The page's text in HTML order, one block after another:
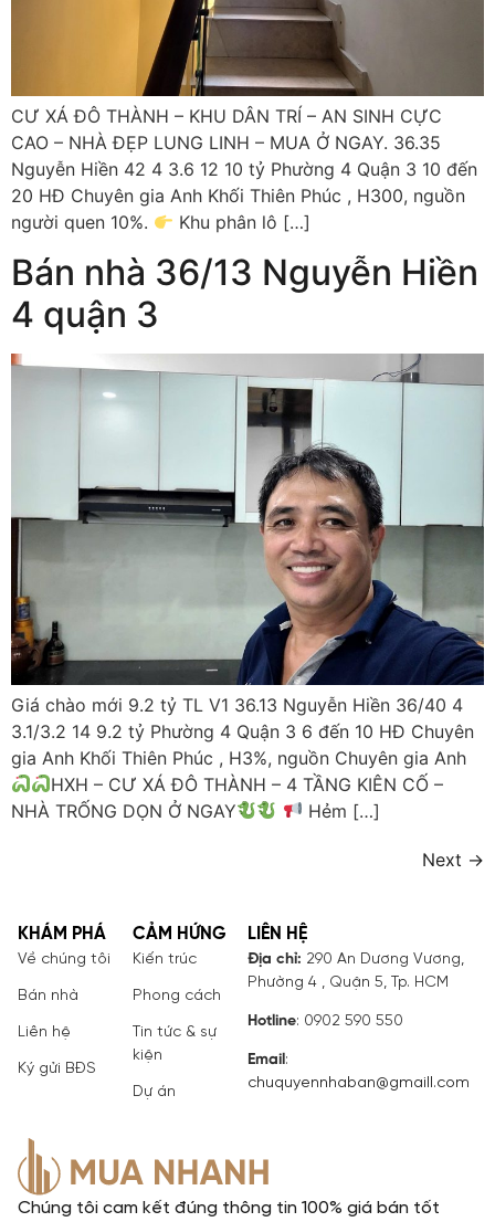
CƯ XÁ ĐÔ THÀNH – KHU DÂN TRÍ – AN SINH CỰC
CAO – NHÀ ĐẸP LUNG LINH – MUA Ở NGAY. 36.35
Nguyễn Hiền 42 4 3.6 12 10 tỷ Phường 4 Quận 3 10 đến
20 HĐ Chuyên gia Anh Khối Thiên Phúc , H300, nguồn
người quen 10%.
Khu phân lô […]
Bán nhà 36/13 Nguyễn Hiền
4 quận 3
Giá chào mới 9.2 tỷ TL V1 36.13 Nguyễn Hiền 36/40 4
3.1/3.2 14 9.2 tỷ Phường 4 Quận 3 6 đến 10 HĐ Chuyên
gia Anh Khối Thiên Phúc , H3%, nguồn Chuyên gia Anh
HXH – CƯ XÁ ĐÔ THÀNH – 4 TẦNG KIÊN CỐ –
NHÀ TRỐNG DỌN Ở NGAY
Hẻm […]
Next →
Chúng tôi cam kết đúng thông tin 100% giá bán tốt
KHÁM PHÁ
Về chúng tôi
Bán nhà
Liên hệ
Ký gửi BĐS
CẢM HỨNG
Kiến trúc
Phong cách
Tin tức & sự
kiện
Dự án
LIÊN HỆ
Địa chỉ: 290 An Dương Vương,
Phường 4 , Quận 5, Tp. HCM
Hotline: 0902 590 550
Email:
chuquyennhaban@gmaill.com